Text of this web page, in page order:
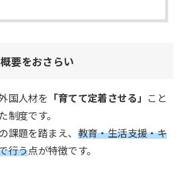
要をおさらい
国人材を 「育てて定着させる」 こと
制度です。
課題を踏まえ、 教育・生活支援・キ
行う点が特徴です。